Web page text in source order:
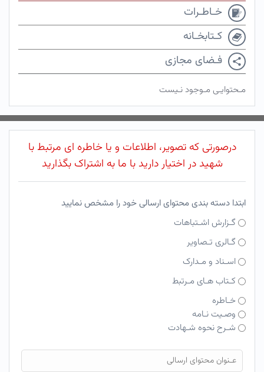
خـاطـرات
کـتابخـانه
فـضای مجازی
مـحتوایـی مـوجود نـیست
درصورتی که تصویر، اطلاعات و یا خاطره ای مرتبط با
شهید در اختیار دارید با ما به اشتراک بگذارید
ابتدا دسته بندی محتوای ارسالی خود را مشخص نمایید
گـزارش اشـتباهات
گـالری تـصاویر
اسـناد و مـدارک
کـتاب هـای مـرتبط
خـاطره
وصـیت نـامه
شـرح نحوه شـهادت